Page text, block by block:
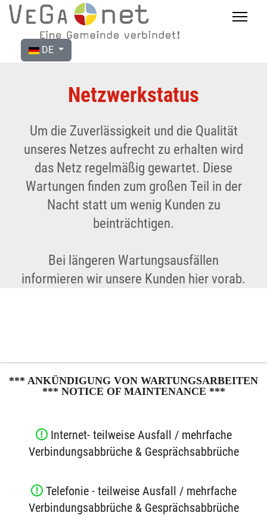
DE
Netzwerkstatus
Um die Zuverlässigkeit und die Qualität
unseres Netzes aufrecht zu erhalten wird
das Netz regelmäßig gewartet. Diese
Wartungen finden zum großen Teil in der
Nacht statt um wenig Kunden zu
beinträchtigen.
Bei längeren Wartungsausfällen
informieren wir unsere Kunden hier vorab.
*** ANKÜNDIGUNG VON WARTUNGSARBEITEN
*** NOTICE OF MAINTENANCE ***
Internet- teilweise Ausfall / mehrfache
Verbindungsabbrüche & Gesprächsabbrüche
Telefonie - teilweise Ausfall / mehrfache
Verbindungsabbrüche & Gesprächsabbrüche